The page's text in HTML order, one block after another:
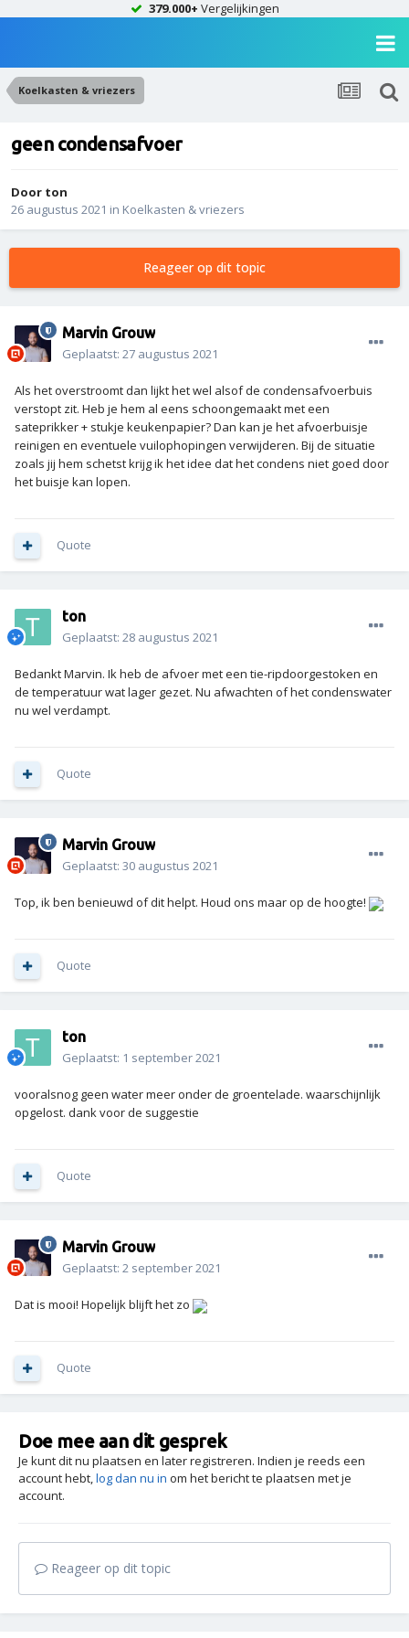
379.000+ Vergelijkingen
Koelkasten & vriezers
geen condensafvoer
Door ton
26 augustus 2021 in Koelkasten & vriezers
Reageer op dit topic
Marvin Grouw
Geplaatst: 27 augustus 2021
Als het overstroomt dan lijkt het wel alsof de condensafvoerbuis
verstopt zit. Heb je hem al eens schoongemaakt met een
sateprikker + stukje keukenpapier? Dan kan je het afvoerbuisje
reinigen en eventuele vuilophopingen verwijderen. Bij de situatie
zoals jij hem schetst krijg ik het idee dat het condens niet goed door
het buisje kan lopen.
Quote
ton
Geplaatst: 28 augustus 2021
Bedankt Marvin. Ik heb de afvoer met een tie-ripdoorgestoken en
de temperatuur wat lager gezet. Nu afwachten of het condenswater
nu wel verdampt.
Quote
Marvin Grouw
Geplaatst: 30 augustus 2021
Top, ik ben benieuwd of dit helpt. Houd ons maar op de hoogte!
Quote
ton
Geplaatst: 1 september 2021
vooralsnog geen water meer onder de groentelade. waarschijnlijk
opgelost. dank voor de suggestie
Quote
Marvin Grouw
Geplaatst: 2 september 2021
Dat is mooi! Hopelijk blijft het zo
Quote
Doe mee aan dit gesprek
Je kunt dit nu plaatsen en later registreren. Indien je reeds een
account hebt,log dan nu in om het bericht te plaatsen met je
account.
Reageer op dit topic